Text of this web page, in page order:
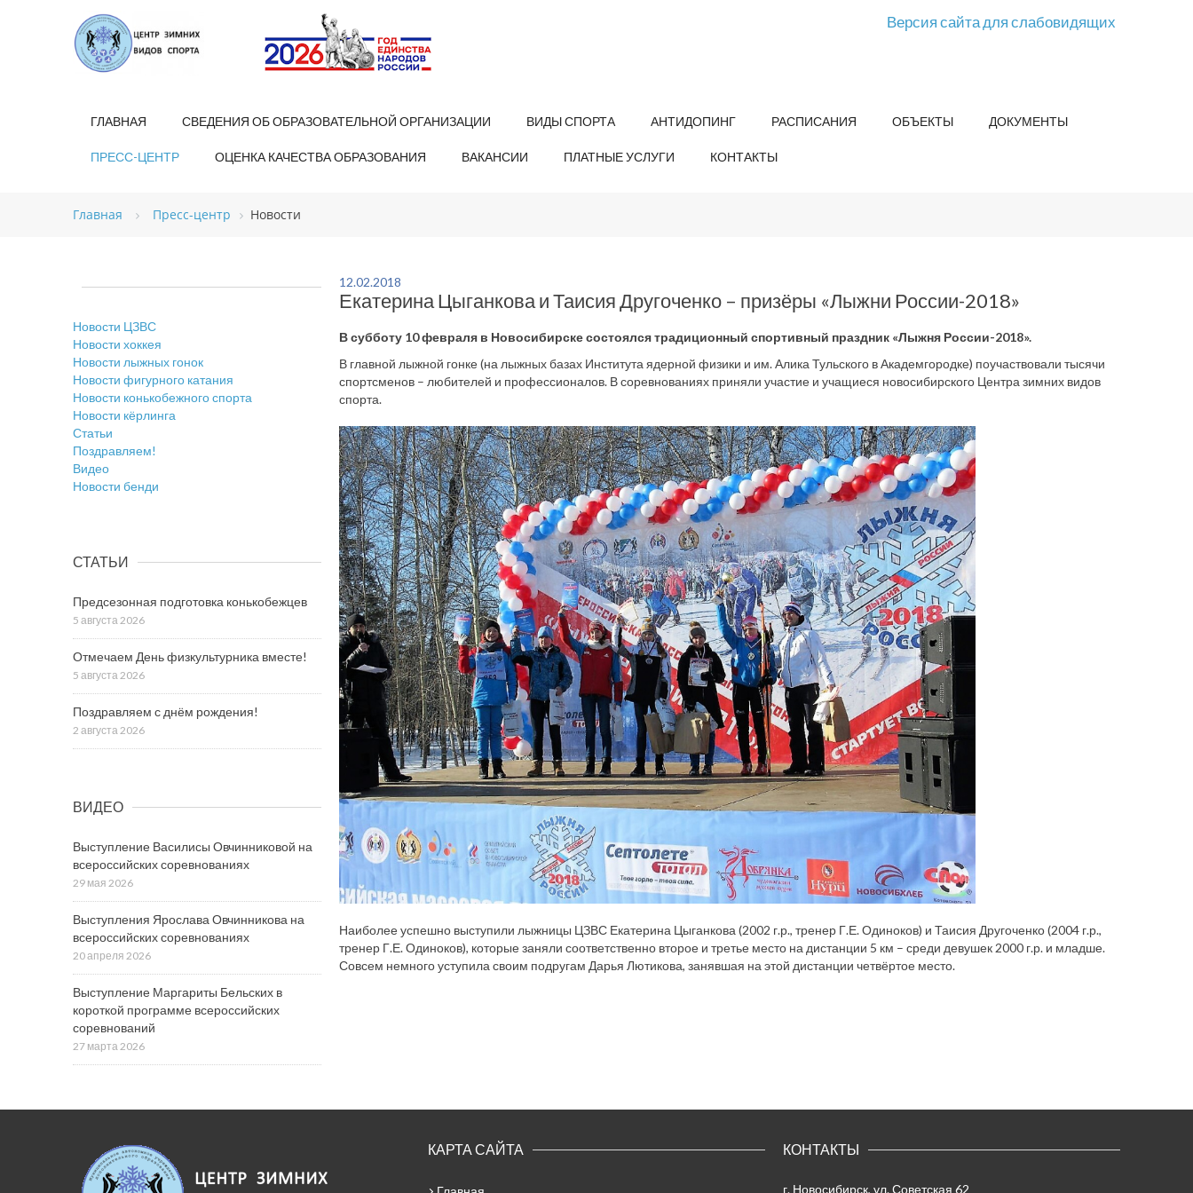
Версия сайта для слабовидящих
ГЛАВНАЯ СВЕДЕНИЯ ОБ ОБРАЗОВАТЕЛЬНОЙ ОРГАНИЗАЦИИ ВИДЫ СПОРТА АНТИДОПИНГ РАСПИСАНИЯ ОБЪЕКТЫ ДОКУМЕНТЫ
ПРЕСС-ЦЕНТР ОЦЕНКА КАЧЕСТВА ОБРАЗОВАНИЯ ВАКАНСИИ ПЛАТНЫЕ УСЛУГИ КОНТАКТЫ
Главная Пресс-центр Новости
12.02.2018
Екатерина Цыганкова и Таисия Другоченко – призёры «Лыжни России-2018»
В субботу 10 февраля в Новосибирске состоялся традиционный спортивный праздник «Лыжня России-2018».
В главной лыжной гонке (на лыжных базах Института ядерной физики и им. Алика Тульского в Академгородке) поучаствовали тысячи
спортсменов – любителей и профессионалов. В соревнованиях приняли участие и учащиеся новосибирского Центра зимних видов
спорта.
Наиболее успешно выступили лыжницы ЦЗВС Екатерина Цыганкова (2002 г.р., тренер Г.Е. Одиноков) и Таисия Другоченко (2004 г.р.,
тренер Г.Е. Одиноков), которые заняли соответственно второе и третье место на дистанции 5 км – среди девушек 2000 г.р. и младше.
Совсем немного уступила своим подругам Дарья Лютикова, занявшая на этой дистанции четвёртое место.
Новости ЦЗВС
Новости хоккея
Новости лыжных гонок
Новости фигурного катания
Новости конькобежного спорта
Новости кёрлинга
Статьи
Поздравляем!
Видео
Новости бенди
СТАТЬИ
Предсезонная подготовка конькобежцев
5 августа 2026
Отмечаем День физкультурника вместе!
5 августа 2026
Поздравляем с днём рождения!
2 августа 2026
ВИДЕО
Выступление Василисы Овчинниковой на
всероссийских соревнованиях
29 мая 2026
Выступления Ярослава Овчинникова на
всероссийских соревнованиях
20 апреля 2026
Выступление Маргариты Бельских в
короткой программе всероссийских
соревнований
27 марта 2026
КАРТА САЙТА КОНТАКТЫ
г. Новосибирск, ул. Советская 62